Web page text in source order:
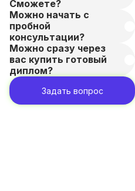
Сможете?
Можно начать с
пробной
консультации?
Можно сразу через
вас купить готовый
диплом?
Задать вопрос